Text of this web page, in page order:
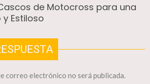
de Motocross para una
y Estiloso
correo electrónico no será publicada.